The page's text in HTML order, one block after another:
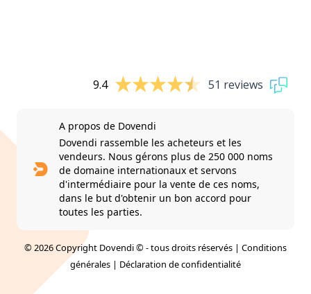
9.4 51 reviews
A propos de Dovendi
Dovendi rassemble les acheteurs et les
vendeurs. Nous gérons plus de 250 000 noms
de domaine internationaux et servons
d'intermédiaire pour la vente de ces noms,
dans le but d'obtenir un bon accord pour
toutes les parties.
© 2026 Copyright Dovendi © - tous droits réservés | Conditions
générales | Déclaration de confidentialité